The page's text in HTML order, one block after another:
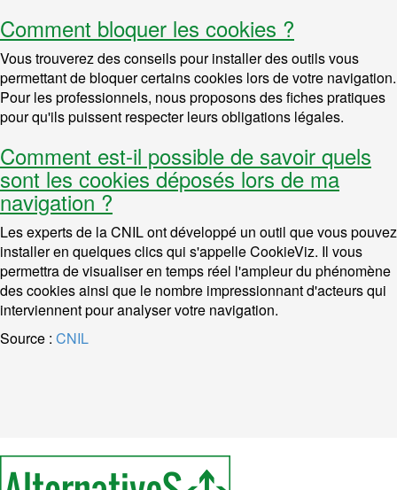
Comment bloquer les cookies ?
Vous trouverez des conseils pour installer des outils vous
permettant de bloquer certains cookies lors de votre navigation.
Pour les professionnels, nous proposons des fiches pratiques
pour qu'ils puissent respecter leurs obligations légales.
Comment est-il possible de savoir quels
sont les cookies déposés lors de ma
navigation ?
Les experts de la CNIL ont développé un outil que vous pouvez
installer en quelques clics qui s'appelle CookieViz. Il vous
permettra de visualiser en temps réel l'ampleur du phénomène
des cookies ainsi que le nombre impressionnant d'acteurs qui
interviennent pour analyser votre navigation.
Source : CNIL